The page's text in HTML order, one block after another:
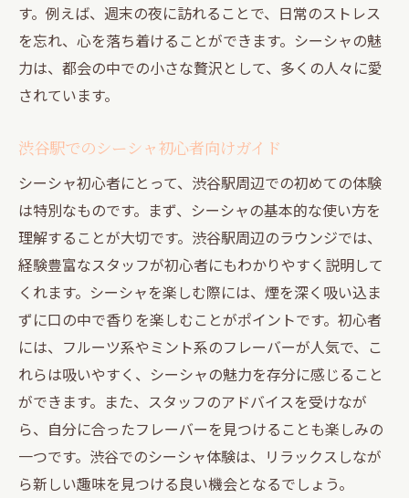
神泉駅でのシーシャの楽しみ方を紹介
神泉駅でのシーシャ初心者おすすめ
隠れ家のようなシーシャスポット
シーシャを神泉で楽しむ基本情報
神泉駅でのシーシャ体験の魅力
シーシャを通じた新しい出会い
渋谷駅周辺でシーシャを楽しむコツ
渋谷駅でシーシャを最高に楽しむ方法
シーシャ店選びのポイントを解説
おすすめフレーバーとその魅力
忙しい日常を忘れるシーシャ体験
友人と過ごす渋谷のシーシャ時間
シーシャを楽しむための必見ガイド
神泉でのシーシャ体験を深める方法
神泉でシーシャを楽しむ秘訣
す。例えば、週末の夜に訪れることで、日常のストレス
を忘れ、心を落ち着けることができます。シーシャの魅
力は、都会の中での小さな贅沢として、多くの人々に愛
されています。
渋谷駅でのシーシャ初心者向けガイド
シーシャ初心者にとって、渋谷駅周辺での初めての体験
は特別なものです。まず、シーシャの基本的な使い方を
理解することが大切です。渋谷駅周辺のラウンジでは、
経験豊富なスタッフが初心者にもわかりやすく説明して
くれます。シーシャを楽しむ際には、煙を深く吸い込ま
ずに口の中で香りを楽しむことがポイントです。初心者
には、フルーツ系やミント系のフレーバーが人気で、こ
れらは吸いやすく、シーシャの魅力を存分に感じること
ができます。また、スタッフのアドバイスを受けなが
ら、自分に合ったフレーバーを見つけることも楽しみの
一つです。渋谷でのシーシャ体験は、リラックスしなが
ら新しい趣味を見つける良い機会となるでしょう。